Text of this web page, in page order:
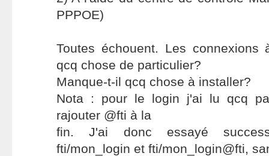
PPPOE)
Toutes échouent. Les connexions
qcq chose de particulier?
Manque-t-il qcq chose à installer?
Nota : pour le login j'ai lu qcq
rajouter @fti à la
fin. J'ai donc essayé
fti/mon_login et fti/mon_login@fti,